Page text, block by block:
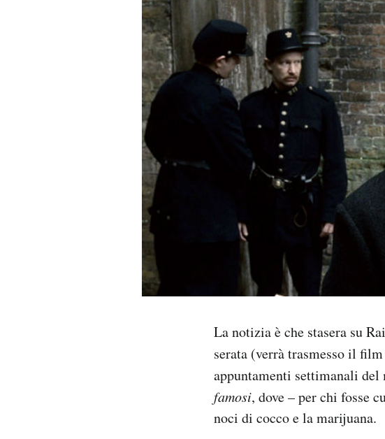
Mondiali calcio 2026
La notizia è che stasera su
serata (verrà trasmesso il film
appuntamenti settimanali del
famosi, dove – per chi fosse
noci di cocco e la marijuana.